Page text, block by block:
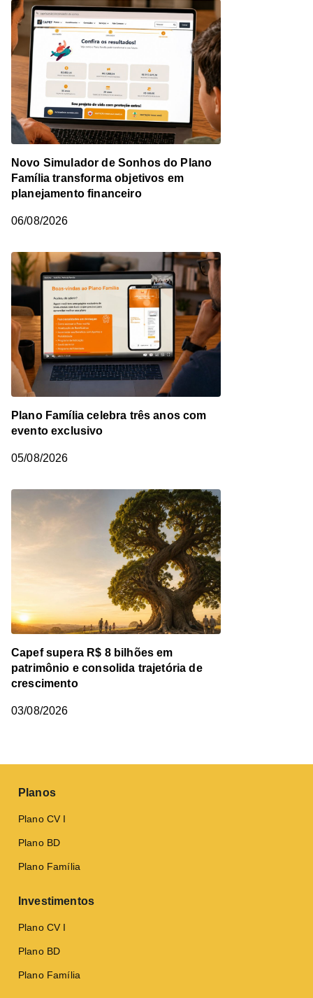
Novo Simulador de Sonhos do Plano
Família transforma objetivos em
planejamento financeiro
06/08/2026
Plano Família celebra três anos com
evento exclusivo
05/08/2026
Capef supera R$ 8 bilhões em
patrimônio e consolida trajetória de
crescimento
03/08/2026
Planos
Plano CV I
Plano BD
Plano Família
Investimentos
Plano CV I
Plano BD
Plano Família